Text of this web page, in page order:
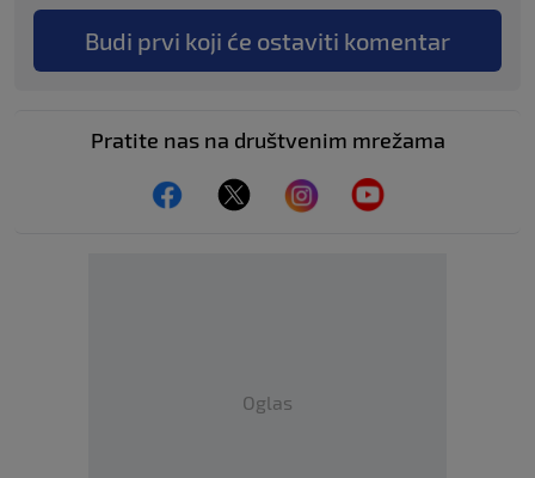
Budi prvi koji će ostaviti komentar
Pratite nas na društvenim mrežama
Oglas